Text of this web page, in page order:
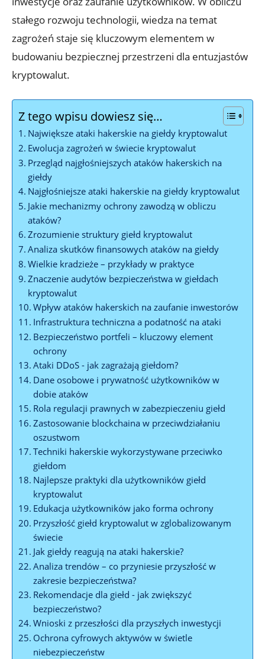
stałego rozwoju technologii, wiedza ​na temat
zagrożeń staje się ⁣kluczowym ⁤elementem w
budowaniu bezpiecznej przestrzeni dla ​entuzjastów​
kryptowalut.
Z tego wpisu dowiesz się…
Największe⁢ ataki ⁣hakerskie ⁢na ⁢giełdy kryptowalut
Ewolucja zagrożeń ⁤w świecie⁢ kryptowalut
Przegląd najgłośniejszych ataków hakerskich na‌
giełdy
Najgłośniejsze ataki hakerskie ⁢na giełdy kryptowalut
Jakie mechanizmy ochrony ⁤zawodzą w obliczu
ataków?
Zrozumienie‌ struktury giełd kryptowalut
Analiza skutków finansowych ataków na⁤ giełdy
Wielkie kradzieże – przykłady w ​praktyce
Znaczenie audytów bezpieczeństwa w⁢ giełdach
⁤kryptowalut
Wpływ ataków‌ hakerskich na zaufanie inwestorów
Infrastruktura techniczna a podatność na ataki
Bezpieczeństwo portfeli‍ – kluczowy⁣ element⁤
ochrony
Ataki​ DDoS ‌- ​jak zagrażają giełdom?
Dane osobowe i prywatność⁢ użytkowników w
dobie⁢ ataków
Rola regulacji prawnych w zabezpieczeniu giełd
Zastosowanie‌ blockchaina‍ w ⁤przeciwdziałaniu
oszustwom
Techniki hakerskie⁢ wykorzystywane⁤ przeciwko
giełdom
Najlepsze praktyki dla użytkowników giełd
kryptowalut
Edukacja ⁣użytkowników jako ⁣forma ochrony
Przyszłość ⁤giełd ⁢kryptowalut w zglobalizowanym
świecie
Jak giełdy reagują na​ ataki​ hakerskie?
Analiza​ trendów – co przyniesie przyszłość w
⁣zakresie bezpieczeństwa?
Rekomendacje dla giełd ‍-⁤ jak zwiększyć
bezpieczeństwo?
Wnioski z‍ przeszłości dla przyszłych inwestycji
Ochrona ⁤cyfrowych aktywów⁣ w świetle⁣
niebezpieczeństw